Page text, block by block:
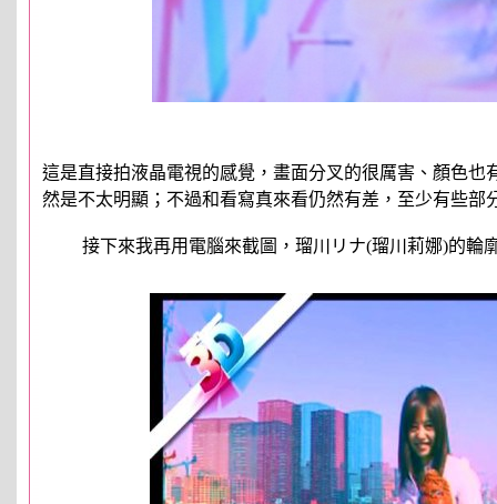
這是直接拍液晶電視的感覺，畫面分叉的很厲害、顏色也
然是不太明顯；不過和看寫真來看仍然有差，至少有些部
接下來我再用電腦來截圖，瑠川リナ(瑠川莉娜)的輪